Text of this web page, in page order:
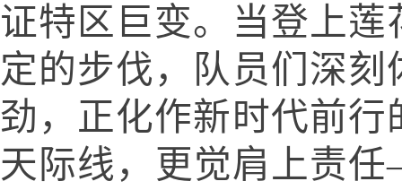
证特区巨变。当登上
定的步伐，队员们深
劲，正化作新时代前
天际线，更觉肩上责